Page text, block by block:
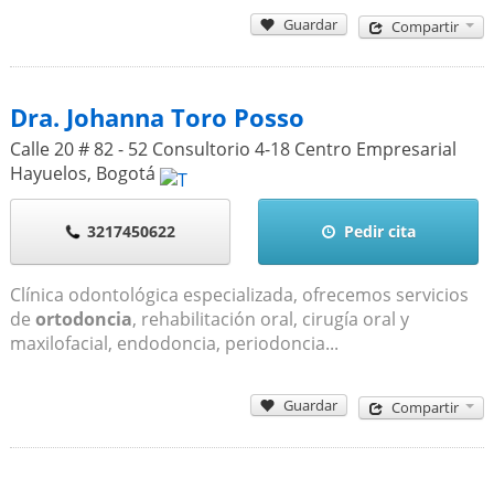
Guardar Compartir
Dra. Johanna Toro Posso
Calle 20 # 82 - 52 Consultorio 4-18 Centro Empresarial
Hayuelos, Bogotá
3217450622 Pedir cita
Clínica odontológica especializada, ofrecemos servicios
de ortodoncia, rehabilitación oral, cirugía oral y
maxilofacial, endodoncia, periodoncia...
Guardar Compartir